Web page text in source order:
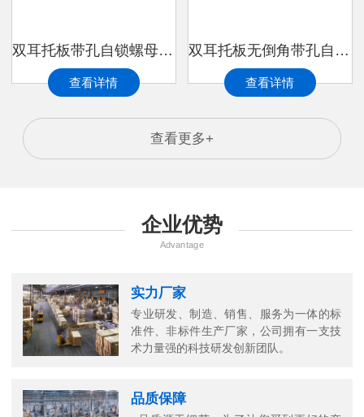
双耳托板带孔自锁螺母 MS 21077HMS 21077H-1999
查看详情
双耳托板无倒角带孔自锁螺母 MS 21077HMS 21077H-1997
查看详情
查看更多+
企业优势
Advantage
实力厂家
专业研发、制造、销售、服务为一体的标
准件、非标件生产厂家，公司拥有一支技
术力量强的科技研发创新团队。
品质保障